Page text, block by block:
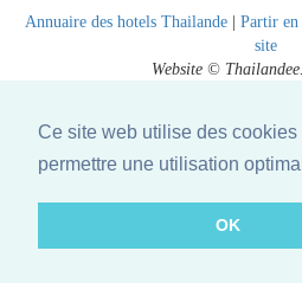
Ce site web utilise des cookies
permettre une utilisation
OK
Annuaire des hotels Thailande | Partir
site
Website ©